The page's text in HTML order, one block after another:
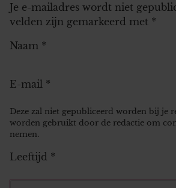
Je e-mailadres wordt niet
velden zijn gemarkeerd met *
Naam *
E-mail *
Deze zal niet gepubliceerd worden bij je
worden gebruikt door de redactie om
nemen.
Leeftijd *